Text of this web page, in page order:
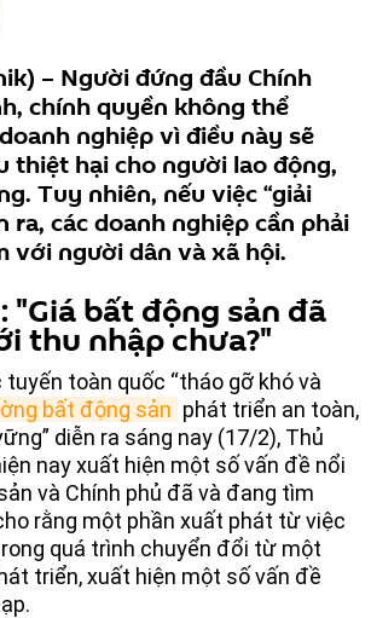
– Người đứng đầu Chính
chính quyền không thể
nghiệp vì điều này sẽ
thiệt hại cho người lao động,
Tuy nhiên, nếu việc “giải
ra, các doanh nghiệp cần phải
với người dân và xã hội.
bất động sản đã
thu nhập chưa?"
toàn quốc “tháo gỡ khó và
bất động sản phát triển an toàn,
diễn ra sáng nay (17/2), Thủ
nay xuất hiện một số vấn đề nổi
và Chính phủ đã và đang tìm
rằng một phần xuất phát từ việc
quá trình chuyển đổi từ một
triển, xuất hiện một số vấn đề